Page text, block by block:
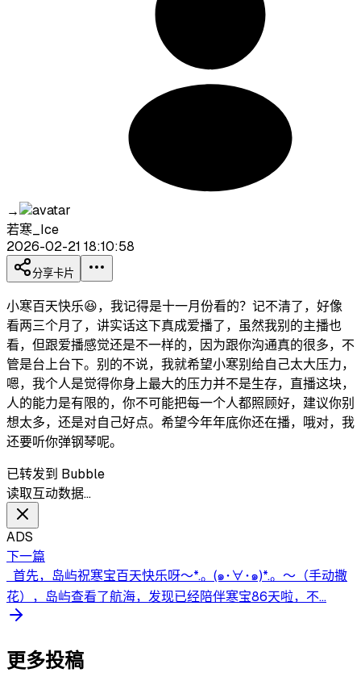
→
若寒_Ice
2026-02-21 18:10:58
分享卡片
小寒百天快乐😆，我记得是十一月份看的？记不清了，好像
看两三个月了，讲实话这下真成爱播了，虽然我别的主播也
看，但跟爱播感觉还是不一样的，因为跟你沟通真的很多，不
管是台上台下。别的不说，我就希望小寒别给自己太大压力，
嗯，我个人是觉得你身上最大的压力并不是生存，直播这块，
人的能力是有限的，你不可能把每一个人都照顾好，建议你别
想太多，还是对自己好点。希望今年年底你还在播，哦对，我
还要听你弹钢琴呢。
已转发到 Bubble
读取互动数据…
ADS
下一篇
首先，岛屿祝寒宝百天快乐呀～*.。(๑･∀･๑)*.。～（手动撒
花），岛屿查看了航海，发现已经陪伴寒宝86天啦，不...
更多投稿